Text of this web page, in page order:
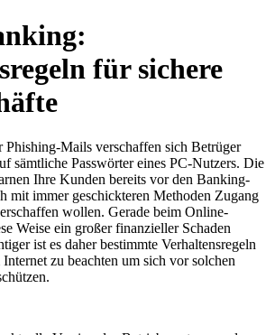
für sichere
Mails verschaffen sich Betrüger
sämtliche Passwörter eines PC-Nutzers. Die
Ihre Kunden bereits vor den Banking-
mit immer geschickteren Methoden Zugang
wollen. Gerade beim Online-
Weise ein großer finanzieller Schaden
ist es daher bestimmte Verhaltensregeln
zu beachten um sich vor solchen